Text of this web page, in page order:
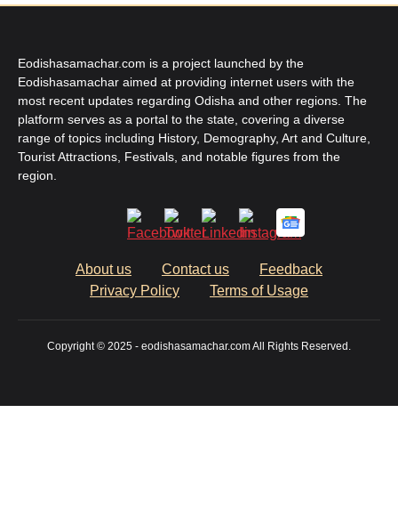
Eodishasamachar.com is a project launched by the
Eodishasamachar aimed at providing internet users with the
most recent updates regarding Odisha and other regions. The
platform serves as a portal to the state, covering a diverse
range of topics including History, Demography, Art and Culture,
Tourist Attractions, Festivals, and notable figures from the
region.
About us Contact us
Feedback
Privacy Policy
Terms of Usage
Copyright © 2025 - eodishasamachar.com All Rights Reserved.